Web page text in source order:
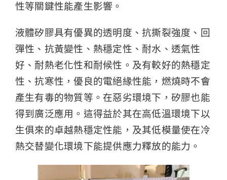
性等關鍵性能產生影響。
液體矽膠具有優異的透明度、抗撕裂強度、回
彈性、抗黃變性、熱穩定性、耐水、透氣性
好、耐熱老化性和耐候性。及有較好的熱穩定
性、抗寒性，優良的電絕緣性能，燃燒時不會
產生有毒的物質等。在惡劣環境下，矽膠也能
得到廣泛應用。這得益於其在高低溫環境下以
生俱來的卓越熱穩定性能，及其低模量使在冷
熱交替變化環境下能提供應力釋放的能力。